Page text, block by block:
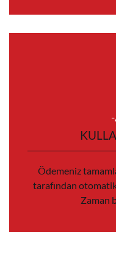
Ödemeniz
tarafından
Zaman